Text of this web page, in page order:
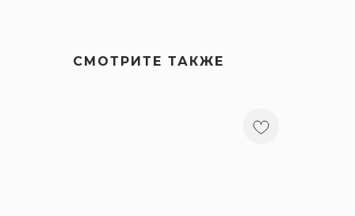
СМОТРИТЕ ТАКЖЕ